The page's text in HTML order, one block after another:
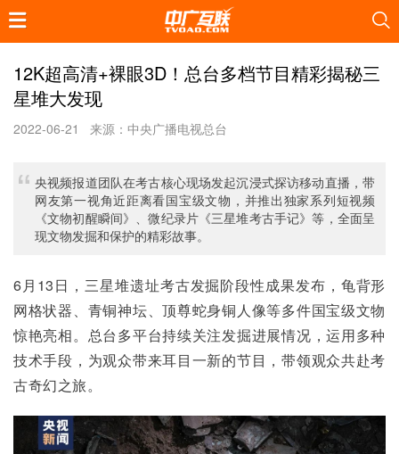
12K超高清+裸眼3D！总台多档节目精彩揭秘三
星堆大发现
2022-06-21 来源：中央广播电视总台
央视频报道团队在考古核心现场发起沉浸式探访移动直播，带
网友第一视角近距离看国宝级文物，并推出独家系列短视频
《文物初醒瞬间》、微纪录片《三星堆考古手记》等，全面呈
现文物发掘和保护的精彩故事。
6月13日，三星堆遗址考古发掘阶段性成果发布，龟背形
网格状器、青铜神坛、顶尊蛇身铜人像等多件国宝级文物
惊艳亮相。总台多平台持续关注发掘进展情况，运用多种
技术手段，为观众带来耳目一新的节目，带领观众共赴考
古奇幻之旅。